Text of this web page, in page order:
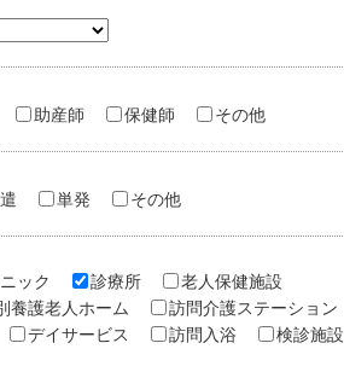
助産師 保健師 その他
単発 その他
ック 診療所
老人保健施設
養護老人ホーム
訪問介護ステーション
デイサービス 訪問入浴
検診施設